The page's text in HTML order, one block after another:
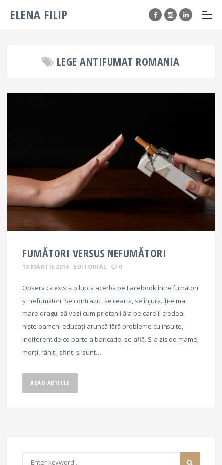
ELENA FILIP
LEGE ANTIFUMAT ROMANIA
FUMĂTORI VERSUS NEFUMĂTORI
18 MARTIE 2016 EDITORIAL 0
Observ că există o luptă acerbă pe Facebook între fumători
și nefumători. Se contrazic, se ceartă, se înjură. Ți-e mai
mare dragul să vezi cum prietenii ăia pe care îi credeai
niște oameni educați aruncă fără probleme cu insulte,
indiferent de ce parte a baricadei se află. S-a zis de mame,
morți, răniți, sfinți și sunt…
READ ARTICLE